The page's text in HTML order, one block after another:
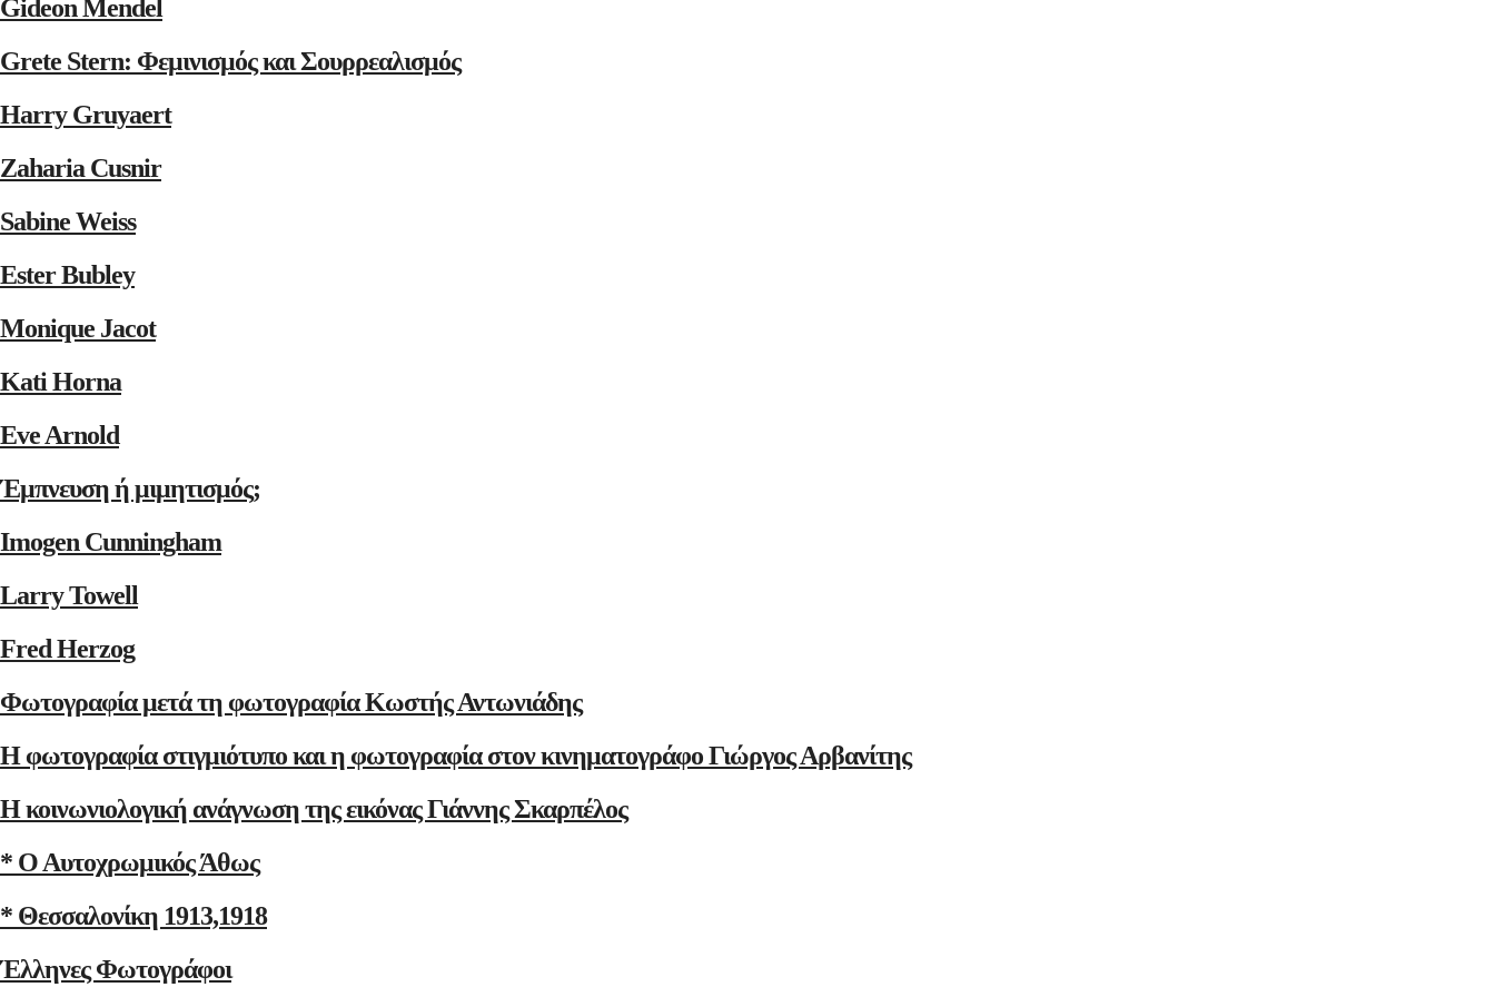
Gideon Mendel
Grete Stern: Φεμινισμός και Σουρρεαλισμός
Harry Gruyaert
Zaharia Cusnir
Sabine Weiss
Ester Bubley
Monique Jacot
Kati Horna
Eve Arnold
Έμπνευση ή μιμητισμός;
Imogen Cunningham
Larry Towell
Fred Herzog
Φωτογραφία μετά τη φωτογραφία Κωστής Αντωνιάδης
Η φωτογραφία στιγμιότυπο και η φωτογραφία στον κινηματογράφο Γιώργος Αρβανίτης
Η κοινωνιολογική ανάγνωση της εικόνας Γιάννης Σκαρπέλος
* Ο Αυτοχρωμικός Άθως
* Θεσσαλονίκη 1913,1918
Έλληνες Φωτογράφοι